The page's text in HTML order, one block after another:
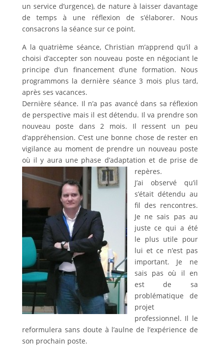
un service d’urgence), de nature à laisser davantage
de temps à une réflexion de s’élaborer. Nous
consacrons la séance sur ce point.
A la quatrième séance, Christian m’apprend qu’il a
choisi d’accepter son nouveau poste en négociant le
principe d’un financement d’une formation. Nous
programmons la dernière séance 3 mois plus tard,
après ses vacances.
Dernière séance. Il n’a pas avancé dans sa réflexion
de perspective mais il est détendu. Il va prendre son
nouveau poste dans 2 mois. Il ressent un peu
d’appréhension. C’est une bonne chose de rester en
vigilance au moment de prendre un nouveau poste
où il y aura une phase d’adaptation et de prise de
repères.
J’ai observé qu’il
s’était détendu au
fil des rencontres.
Je ne sais pas au
juste ce qui a été
le plus utile pour
lui et ce n’est pas
important. Je ne
sais pas où il en
est de sa
problématique de
projet
professionnel. Il le
reformulera sans doute à l’aulne de l’expérience de
son prochain poste.